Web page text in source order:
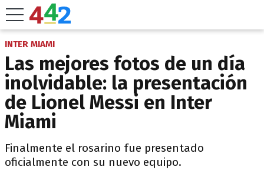
INTER MIAMI
Las mejores fotos de un día
inolvidable: la presentación
de Lionel Messi en Inter
Miami
Finalmente el rosarino fue presentado
oficialmente con su nuevo equipo.